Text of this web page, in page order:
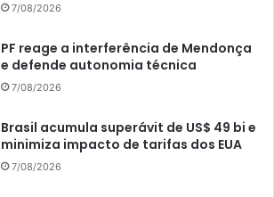
7/08/2026
PF reage a interferência de Mendonça
e defende autonomia técnica
7/08/2026
Brasil acumula superávit de US$ 49 bi e
minimiza impacto de tarifas dos EUA
7/08/2026